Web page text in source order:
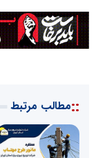
::مطالب مرتبط